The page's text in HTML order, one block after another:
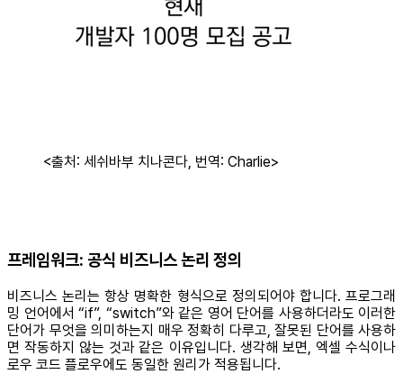
<출처: 세쉬바부 치나콘다, 번역: Charlie>
프레임워크: 공식 비즈니스 논리 정의
비즈니스 논리는 항상 명확한 형식으로 정의되어야 합니다. 프로그래
밍 언어에서 “if”, “switch”와 같은 영어 단어를 사용하더라도 이러한
단어가 무엇을 의미하는지 매우 정확히 다루고, 잘못된 단어를 사용하
면 작동하지 않는 것과 같은 이유입니다. 생각해 보면, 엑셀 수식이나
로우 코드 플로우에도 동일한 원리가 적용됩니다.